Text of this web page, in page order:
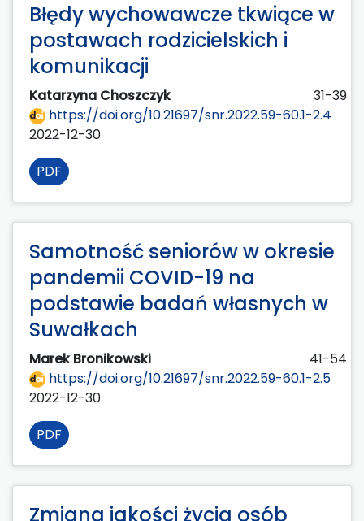
Błędy wychowawcze tkwiące w
postawach rodzicielskich i
komunikacji
Katarzyna Choszczyk
31-39
https://doi.org/10.21697/snr.2022.59-60.1-2.4
2022-12-30
PDF
Samotność seniorów w okresie
pandemii COVID-19 na
podstawie badań własnych w
Suwałkach
Marek Bronikowski
41-54
https://doi.org/10.21697/snr.2022.59-60.1-2.5
2022-12-30
PDF
Zmiana jakości życia osób